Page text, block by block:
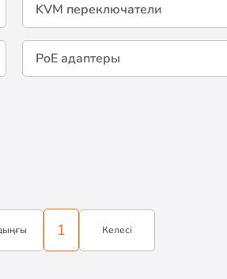
KVM переключатели
PoE адаптеры
1 Келесі